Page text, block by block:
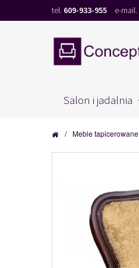
tel. 609-933-955 e-mail.
Salon i jadalnia
/ Meble tapicerowane